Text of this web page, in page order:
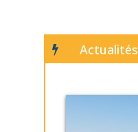
Actualités